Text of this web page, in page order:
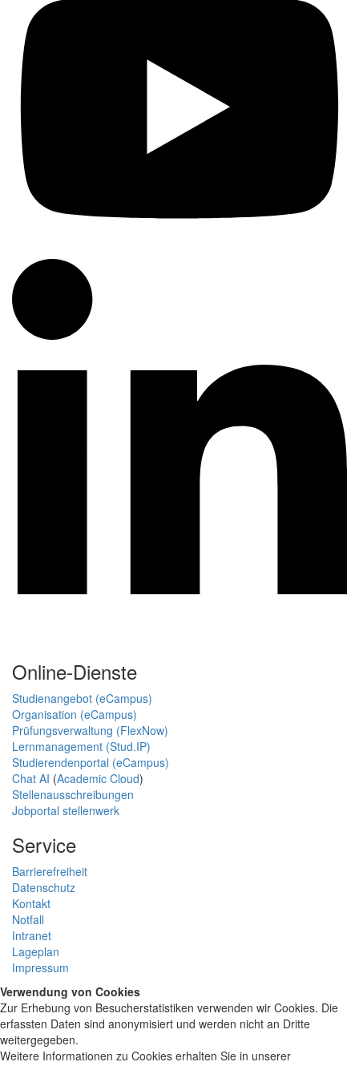
Online-Dienste
Studienangebot (eCampus)
Organisation (eCampus)
Prüfungsverwaltung (FlexNow)
Lernmanagement (Stud.IP)
Studierendenportal (eCampus)
Chat AI (Academic Cloud)
Stellenausschreibungen
Jobportal stellenwerk
Service
Barrierefreiheit
Datenschutz
Kontakt
Notfall
Intranet
Lageplan
Impressum
Verwendung von Cookies
Zur Erhebung von Besucherstatistiken verwenden wir Cookies. Die
erfassten Daten sind anonymisiert und werden nicht an Dritte
weitergegeben.
Weitere Informationen zu Cookies erhalten Sie in unserer